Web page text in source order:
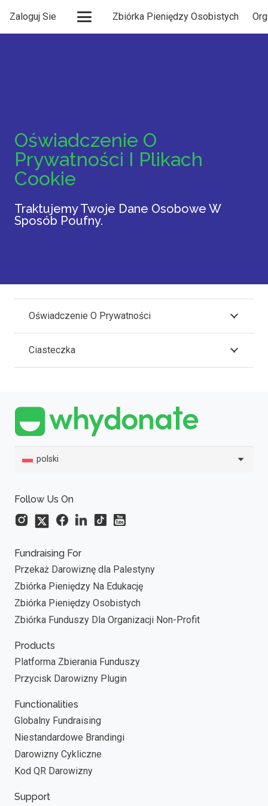
Zaloguj Sie Zbiórka Pieniędzy Osobistych
Oświadczenie O
Prywatności I Plikach
Cookie
Traktujemy Twoje Dane Osobowe W
Sposób Poufny.
Oświadczenie O Prywatności
Ciasteczka
polski
Follow Us On
Fundraising For
Przekaż Darowiznę dla Palestyny
Zbiórka Pieniędzy Na Edukację
Zbiórka Pieniędzy Osobistych
Zbiórka Funduszy Dla Organizacji Non-Profit
Products
Platforma Zbierania Funduszy
Przycisk Darowizny Plugin
Functionalities
Globalny Fundraising
Niestandardowe Brandingi
Darowizny Cykliczne
Kod QR Darowizny
Support